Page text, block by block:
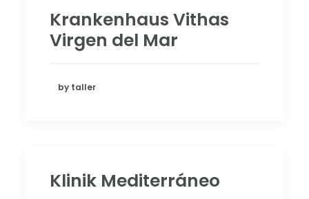
Krankenhaus Vithas
Virgen del Mar
by taller
Klinik Mediterráneo